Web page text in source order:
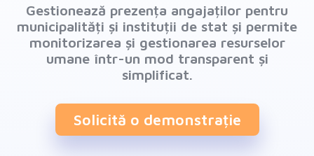
Gestionează prezența angajaților pentru
municipalități și instituții de stat și permite
monitorizarea și gestionarea resurselor
umane într-un mod transparent și
simplificat.
Solicită o demonstrație